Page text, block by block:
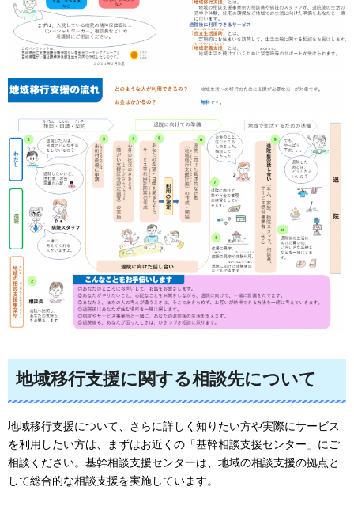
地域移行支援に関する相談先について
地域移行支援について、さらに詳しく知りたい方や実際にサービス
を利用したい方は、まずはお近くの「基幹相談支援センター」にご
相談ください。基幹相談支援センターは、地域の相談支援の拠点と
して総合的な相談支援を実施しています。